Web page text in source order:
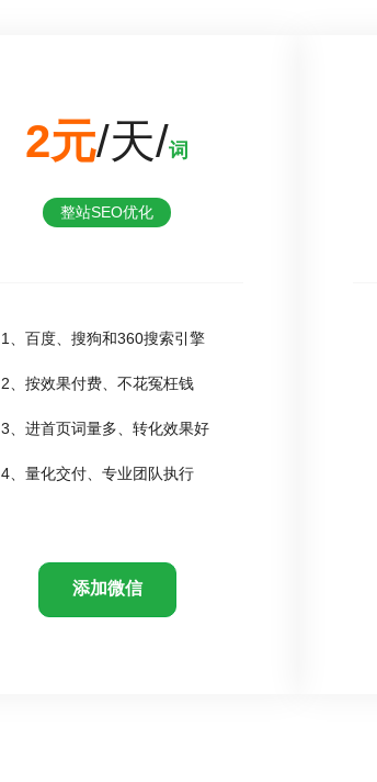
2元/天/词
整站SEO优化
1、百度、搜狗和360搜索引擎
2、按效果付费、不花冤枉钱
3、进首页词量多、转化效果好
4、量化交付、专业团队执行
添加微信